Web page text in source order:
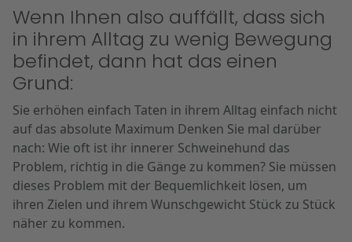
Wenn Ihnen also auffällt, dass sich
in ihrem Alltag zu wenig Bewegung
befindet, dann hat das einen
Grund:
Sie erhöhen einfach Taten in ihrem Alltag einfach nicht
auf das absolute Maximum Denken Sie mal darüber
nach: Wie oft ist ihr innerer Schweinehund das
Problem, richtig in die Gänge zu kommen? Sie müssen
dieses Problem mit der Bequemlichkeit lösen, um
ihren Zielen und ihrem Wunschgewicht Stück zu Stück
näher zu kommen.